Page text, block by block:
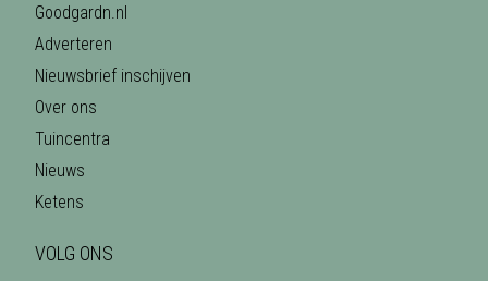
Goodgardn.nl
Adverteren
Nieuwsbrief inschijven
Over ons
Tuincentra
Nieuws
Ketens
VOLG ONS